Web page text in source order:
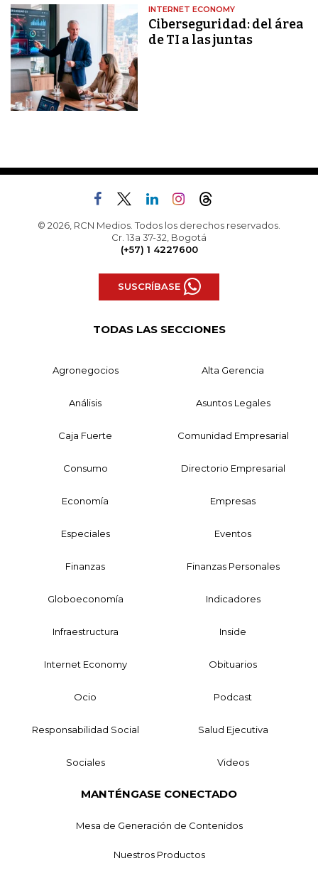
INTERNET ECONOMY
Ciberseguridad: del área
de TI a las juntas
© 2026, RCN Medios. Todos los derechos reservados.
Cr. 13a 37-32, Bogotá
(+57) 1 4227600
SUSCRÍBASE
TODAS LAS SECCIONES
Agronegocios Alta Gerencia
Análisis Asuntos Legales
Caja Fuerte Comunidad Empresarial
Consumo Directorio Empresarial
Economía Empresas
Especiales Eventos
Finanzas Finanzas Personales
Globoeconomía Indicadores
Infraestructura Inside
Internet Economy Obituarios
Ocio Podcast
Responsabilidad Social Salud Ejecutiva
Sociales Videos
MANTÉNGASE CONECTADO
Mesa de Generación de Contenidos
Nuestros Productos